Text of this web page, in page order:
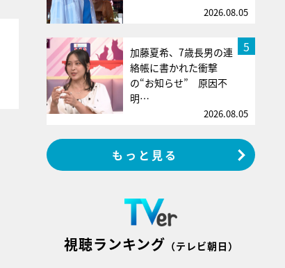
2026.08.05
5
加藤夏希、7歳長男の連
絡帳に書かれた衝撃
の“お知らせ” 原因不
明…
2026.08.05
もっと見る
視聴ランキング （テレビ朝日）